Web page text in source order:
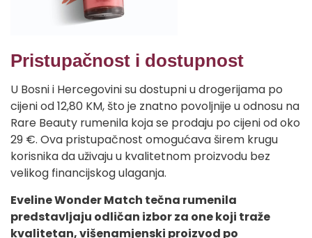
Pristupačnost i dostupnost
U Bosni i Hercegovini su dostupni u drogerijama po
cijeni od 12,80 KM, što je znatno povoljnije u odnosu na
Rare Beauty rumenila koja se prodaju po cijeni od oko
29 €. Ova pristupačnost omogućava širem krugu
korisnika da uživaju u kvalitetnom proizvodu bez
velikog financijskog ulaganja.
Eveline Wonder Match tečna rumenila
predstavljaju odličan izbor za one koji traže
kvalitetan, višenamjenski proizvod po